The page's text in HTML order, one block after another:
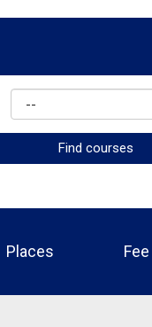
Places Fee